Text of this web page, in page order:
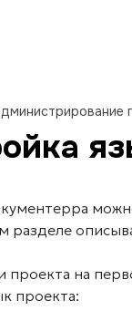
разделе
проекта на
проекта: